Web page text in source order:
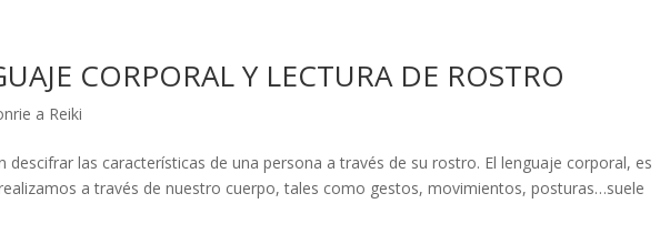
CORPORAL Y LECTURA DE ROSTRO
a Reiki
descifrar las características de una persona a través de su rostro. El lenguaje corporal, es
a través de nuestro cuerpo, tales como gestos, movimientos, posturas…suele